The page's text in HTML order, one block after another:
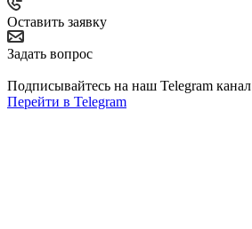
Оставить заявку
Задать вопрос
Подписывайтесь на наш Telegram канал
Перейти в Telegram